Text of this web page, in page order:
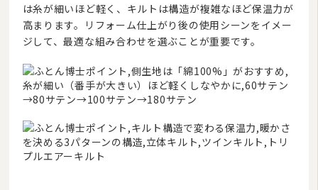
は糸が細いほど軽く、キルトは構造が複雑なほど保温力が
高まります。リフォーム仕上がり後の使用シーンをイメー
ジして、最適な組み合わせを選ぶことが重要です。